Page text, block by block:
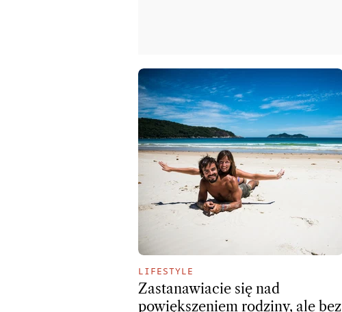
LIFESTYLE
Zastanawiacie się nad
powiększeniem rodziny, ale bez